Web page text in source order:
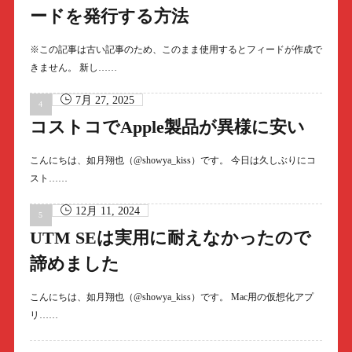
ードを発行する方法
※この記事は古い記事のため、このまま使用するとフィードが作成で
きません。 新し……
7月 27, 2025
コストコでApple製品が異様に安い
こんにちは、如月翔也（@showya_kiss）です。 今日は久しぶりにコ
スト……
12月 11, 2024
UTM SEは実用に耐えなかったので
諦めました
こんにちは、如月翔也（@showya_kiss）です。 Mac用の仮想化アプ
リ……